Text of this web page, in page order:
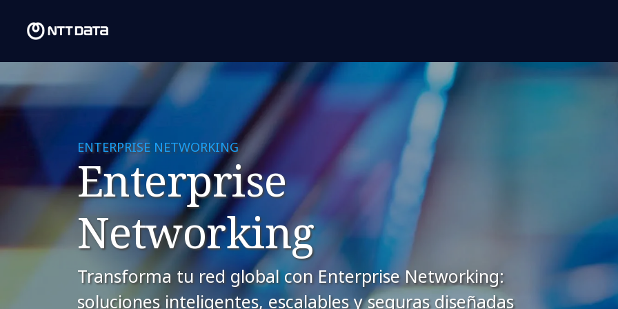
ENTERPRISE NETWORKING
Enterprise
Networking
Transforma tu red global con Enterprise Networking:
soluciones inteligentes, escalables y seguras diseñadas